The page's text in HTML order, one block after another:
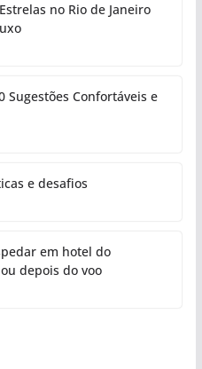
no Rio de Janeiro
Sugestões Confortáveis e
e desafios
em hotel do
depois do voo